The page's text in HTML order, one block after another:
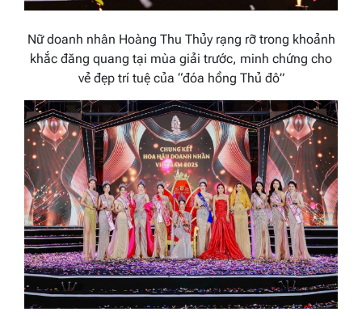
Nữ doanh nhân Hoàng Thu Thủy rạng rỡ trong khoảnh
khắc đăng quang tại mùa giải trước, minh chứng cho
vẻ đẹp trí tuệ của “đóa hồng Thủ đô”